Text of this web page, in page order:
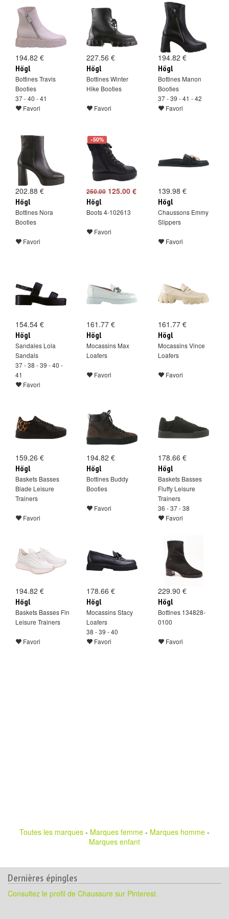
194.82 €
Högl
Bottines Travis
Booties
37 - 40 - 41
Favori
227.56 €
Högl
Bottines Winter
Hike Booties
Favori
194.82 €
Högl
Bottines Manon
Booties
37 - 39 - 41 - 42
Favori
202.88 €
Högl
Bottines Nora
Booties
Favori
-50%
250.00125.00 €
Högl
Boots 4-102613
Favori
139.98 €
Högl
Chaussons Emmy
Slippers
Favori
154.54 €
Högl
Sandales Lola
Sandals
37 - 38 - 39 - 40 -
41
Favori
161.77 €
Högl
Mocassins Max
Loafers
Favori
161.77 €
Högl
Mocassins Vince
Loafers
Favori
159.26 €
Högl
Baskets Basses
Blade Leisure
Trainers
Favori
194.82 €
Högl
Bottines Buddy
Booties
Favori
178.66 €
Högl
Baskets Basses
Fluffy Leisure
Trainers
36 - 37 - 38
Favori
194.82 €
Högl
Baskets Basses Fin
Leisure Trainers
Favori
178.66 €
Högl
Mocassins Stacy
Loafers
38 - 39 - 40
Favori
229.90 €
Högl
Bottines 134828-
0100
Favori
Toutes les marques - Marques femme - Marques homme -
Marques enfant
Dernières épingles
Consultez le profil de Chaussure sur Pinterest.